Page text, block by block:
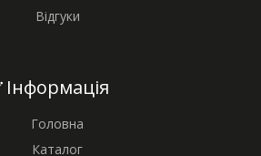
Відгуки
Інформація
Головна
Каталог